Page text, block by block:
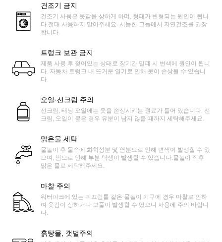
건조기 금지
건조기 사용은 옷감을 상하게 하며, 형태가 변형되는 원인이 됩니
다.절대 사용하지 말아주세요. 서늘한 그늘에서 자연건조를 권장
합니다.
트렁크 보관 금지
제품 사용 후 젖어있는 상태로 장기간 밀폐 시 변색에 원인이 됩니
다. 자동차 트렁크 내 뜨거운 열기로 인해 옷이 손상될 수 있습니
다.
오일·선크림 주의
선크림, 태닝 오일에는 옷을 손상시키는 원료가 들어 있습니다. 선
크림, 오일이 묻은 경우 유분이 남지 않을 때까지 세탁해주세요.
맑은물 세탁
물놀이 후 물속에 화학성분 및 염분으로 인해 변색이 발생할 수 있
으며, 땀으로 인해 부분 탁생이 발생할 수 있습니다.물놀이 직후
맑은 물로 세탁해주세요.
마찰 주의
워터파크에 있는 미끄럼틀 같은 물놀이 기구에 경우 마찰로 인하
여 옷감이 상하거나 보풀이 발생할 수 있으니 사용에 주의 바랍니
다.
흙탕물, 갯벌주의